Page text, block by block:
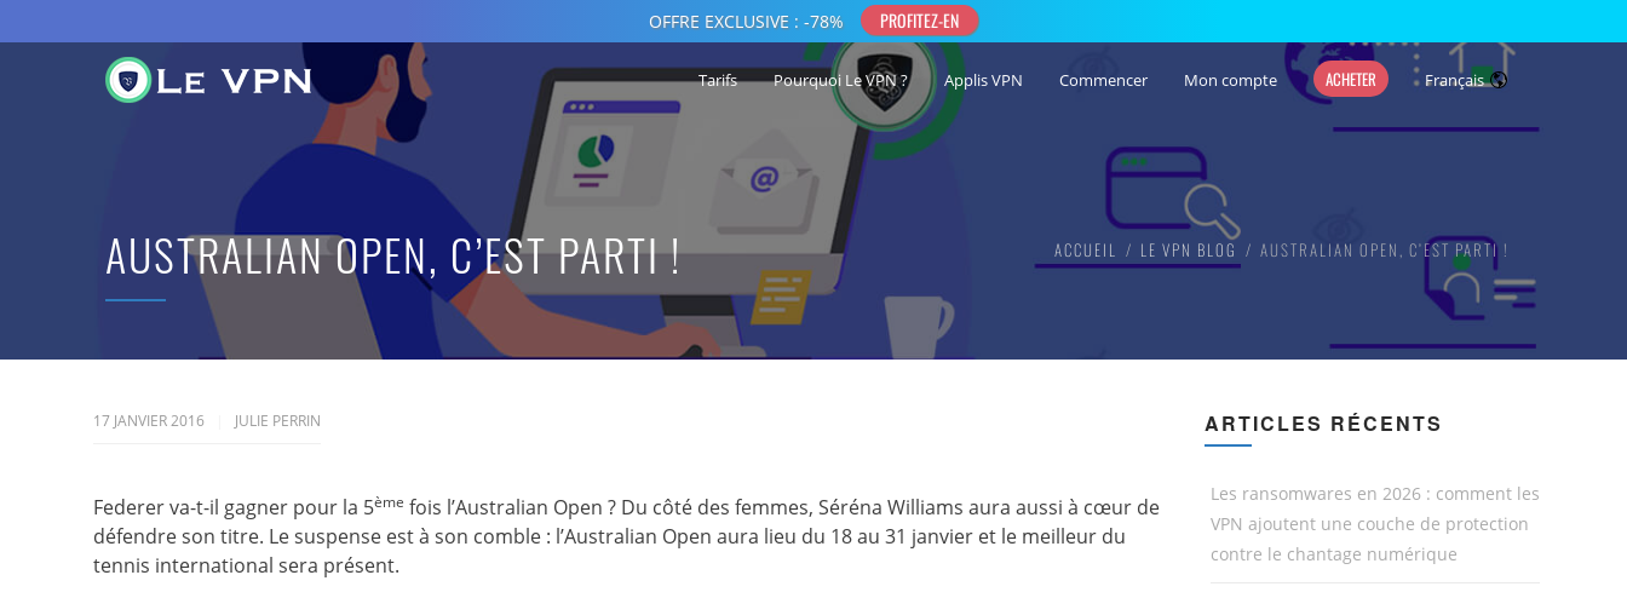
Tarifs Pourquoi Le VPN ? Applis VPN Commencer Mon compte ACHETER Français
AUSTRALIAN OPEN, C’EST PARTI ! ACCUEIL LE VPN BLOG AUSTRALIAN OPEN, C’EST PARTI !
17 JANVIER 2016 JULIE PERRIN
Federer va-t-il gagner pour la 5ème fois l’Australian Open ? Du côté des femmes, Séréna Williams aura aussi à cœur de
défendre son titre. Le suspense est à son comble : l’Australian Open aura lieu du 18 au 31 janvier et le meilleur du
tennis international sera présent.
ARTICLES RÉCENTS
Les ransomwares en 2026 : comment les
VPN ajoutent une couche de protection
contre le chantage numérique